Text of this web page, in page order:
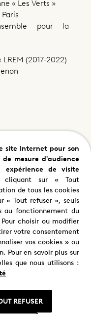
« Les Verts »
pour la
(2017-2022)
5
studio
site Internet pour son
mesure d'audience
de visite
sur « Tout
de tous les cookies
« Tout refuser », seuls
au fonctionnement du
choisir ou modifier
votre consentement
vos cookies » ou
Pour en savoir plus sur
que nous utilisons :
REFUSER